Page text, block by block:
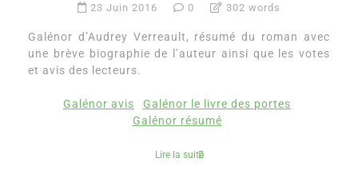
23 Juin 2016 0 302 words
Galénor d’Audrey Verreault, résumé du roman avec
une brève biographie de l’auteur ainsi que les votes
et avis des lecteurs.
Galénor avis
Galénor le livre des portes
Galénor résumé
Lire la suite